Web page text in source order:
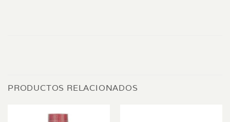
PRODUCTOS RELACIONADOS